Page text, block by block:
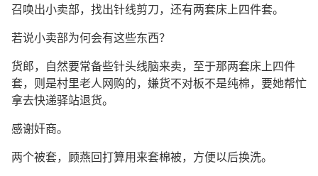
召唤出小卖部，找出针线剪刀，还有两套床上四件套。
若说小卖部为何会有这些东西？
货郎，自然要常备些针头线脑来卖，至于那两套床上四件
套，则是村里老人网购的，嫌货不对板不是纯棉，要她帮忙
拿去快递驿站退货。
感谢奸商。
两个被套，顾燕回打算用来套棉被，方便以后换洗。